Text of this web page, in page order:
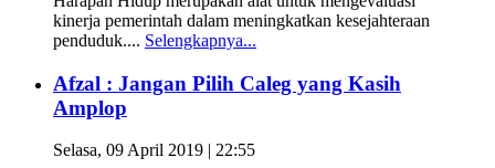
kinerja pemerintah dalam meningkatkan kesejahteraan
penduduk.... Selengkapnya...
Afzal : Jangan Pilih Caleg yang Kasih
Amplop
Selasa, 09 April 2019 | 22:55